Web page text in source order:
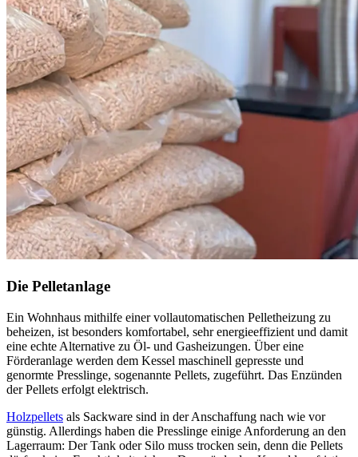
Die Pelletanlage
Ein Wohnhaus mithilfe einer vollautomatischen Pelletheizung zu
beheizen, ist besonders komfortabel, sehr energieeffizient und damit
eine echte Alternative zu Öl- und Gasheizungen. Über eine
Förderanlage werden dem Kessel maschinell gepresste und
genormte Presslinge, sogenannte Pellets, zugeführt. Das Enzünden
der Pellets erfolgt elektrisch.
Holzpellets als Sackware sind in der Anschaffung nach wie vor
günstig. Allerdings haben die Presslinge einige Anforderung an den
Lagerraum: Der Tank oder Silo muss trocken sein, denn die Pellets